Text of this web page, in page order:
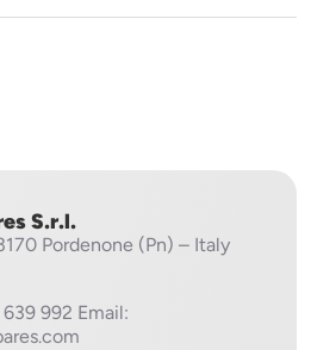
S.r.l.
Pordenone (Pn) – Italy
992 Email: